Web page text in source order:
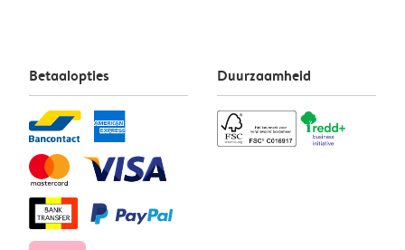
Betaalopties Duurzaamheid